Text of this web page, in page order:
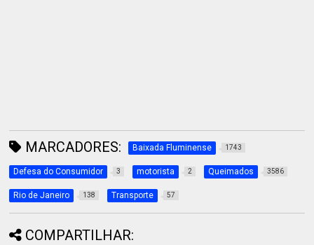
MARCADORES: Baixada Fluminense 1743
Defesa do Consumidor 3 motorista 2 Queimados 3586
Rio de Janeiro 138 Transporte 57
COMPARTILHAR: